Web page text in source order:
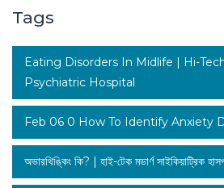
Tags
Eating Disorders In Midlife | Hi-
Psychiatric Hospital
Feb 06 0 How To Identify Anxiety
অভারথিঙ্কিং কি? | হাই-টেক মডার্ণ সাইকিয়াট্রিক